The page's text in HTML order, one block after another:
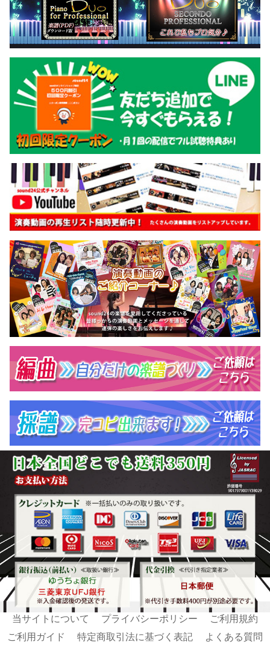
当サイトについて プライバシーポリシー
ご利用規約
ご利用ガイド
特定商取引法に基づく表記 よくある質問